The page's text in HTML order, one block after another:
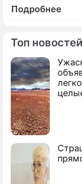
Топ
Подробнее
По теме
Пираты
судно
Пираты
Корабль с
пиратов